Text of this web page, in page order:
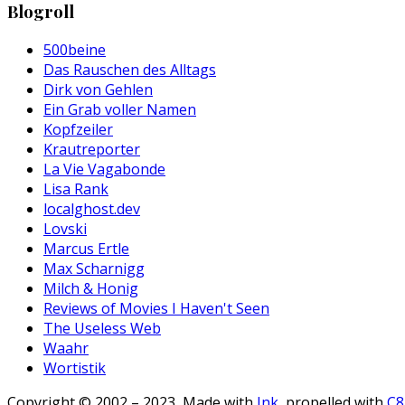
Blogroll
500beine
Das Rauschen des Alltags
Dirk von Gehlen
Ein Grab voller Namen
Kopfzeiler
Krautreporter
La Vie Vagabonde
Lisa Rank
localghost.dev
Lovski
Marcus Ertle
Max Scharnigg
Milch & Honig
Reviews of Movies I Haven't Seen
The Useless Web
Waahr
Wortistik